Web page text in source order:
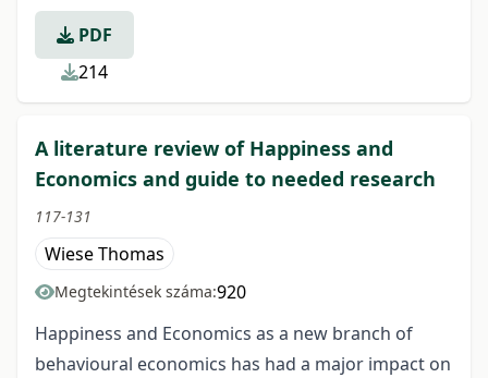
PDF
214
A literature review of Happiness and
Economics and guide to needed research
117-131
Wiese Thomas
Megtekintések száma:920
Happiness and Economics as a new branch of
behavioural economics has had a major impact on